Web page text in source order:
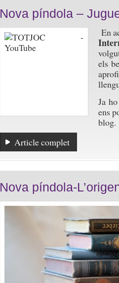
Nova píndola –
En
els
Ja
ens
blog.
Article complet
Nova píndola-